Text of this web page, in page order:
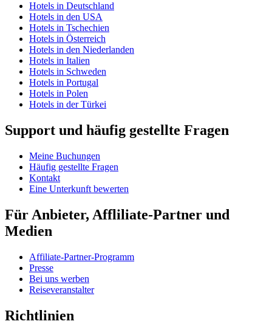
Hotels in Deutschland
Hotels in den USA
Hotels in Tschechien
Hotels in Österreich
Hotels in den Niederlanden
Hotels in Italien
Hotels in Schweden
Hotels in Portugal
Hotels in Polen
Hotels in der Türkei
Support und häufig gestellte Fragen
Meine Buchungen
Häufig gestellte Fragen
Kontakt
Eine Unterkunft bewerten
Für Anbieter, Affliliate-Partner und
Medien
Affiliate-Partner-Programm
Presse
Bei uns werben
Reiseveranstalter
Richtlinien